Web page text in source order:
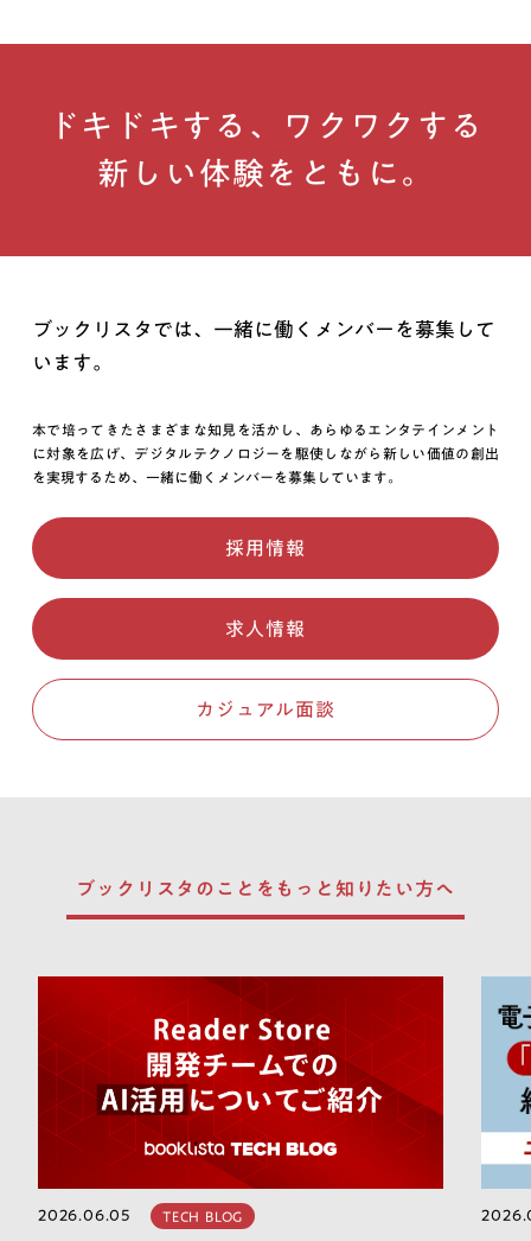
ドキドキする、ワクワクする
新しい体験をともに。
ブックリスタでは、一緒に働くメンバーを募集して
います。
本で培ってきたさまざまな知見を活かし、あらゆるエンタテインメント
に対象を広げ、デジタルテクノロジーを駆使しながら新しい価値の創出
を実現するため、一緒に働くメンバーを募集しています。
採用情報
求人情報
カジュアル面談
ブックリスタのことを もっと知りたい方へ
2026.06.05 TECH BLOG